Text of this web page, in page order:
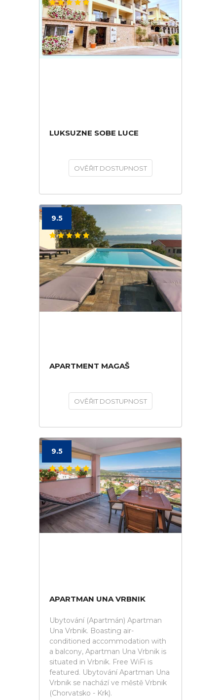
LUKSUZNE SOBE LUCE
OVĚŘIT DOSTUPNOST
9.5
APARTMENT MAGAŠ
OVĚŘIT DOSTUPNOST
9.5
APARTMAN UNA VRBNIK
Ubytování (Apartmán) Apartman
Una Vrbnik. Boasting air-
conditioned accommodation with
a balcony, Apartman Una Vrbnik is
situated in Vrbnik. Free WiFi is
featured. Ubytování Apartman Una
Vrbnik se nachází ve městě Vrbnik
(Chorvatsko - Krk).